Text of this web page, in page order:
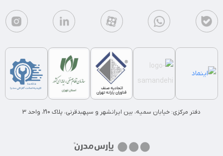
دفتر مرکزی: خیابان سمیه، بین ایرانشهر و سپهبدقرنی، پلاک 210، واحد 3